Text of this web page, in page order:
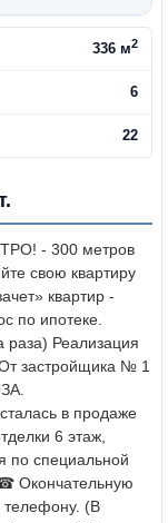
336 м2
6
22
- 300 метров
свою квартиру
квартир -
по ипотеке.
раза) Реализация
застройщика № 1
в продаже
6 этаж,
по специальной
Окончательную
телефону. (В